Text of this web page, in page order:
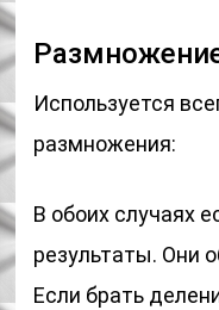
Используется
размножения:
В обоих случаях
результаты. Они
Если брать